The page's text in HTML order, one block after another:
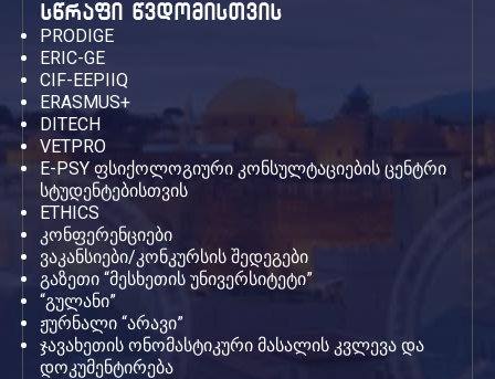
სწრაფი წვდომისთვის
PRODIGE
ERIC-GE
CIF-EEPIIQ
ERASMUS+
DITECH
VETPRO
E-PSY ფსიქოლოგიური კონსულტაციების ცენტრი
სტუდენტებისთვის
ETHICS
კონფერენციები
ვაკანსიები/კონკურსის შედეგები
გაზეთი “მესხეთის უნივერსიტეტი”
“გულანი”
ჟურნალი “არავი”
ჯავახეთის ონომასტიკური მასალის კვლევა და
დოკუმენტირება